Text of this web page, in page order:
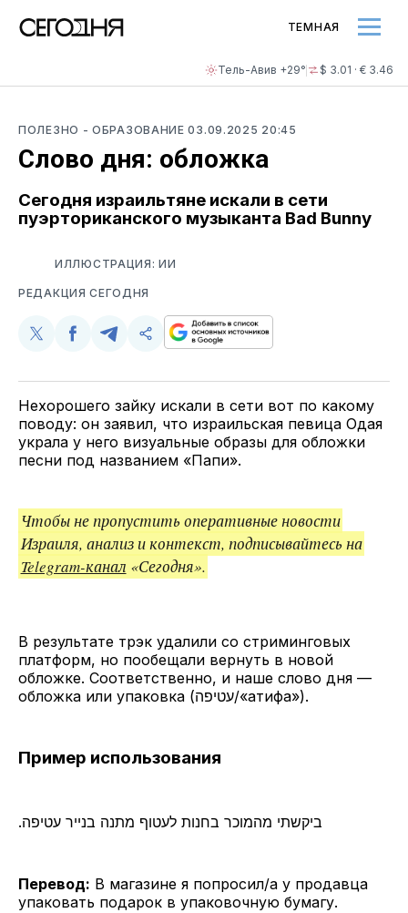
Тель-Авив +29° $ 3.01 · € 3.46
ТЕМНАЯ
ПОЛЕЗНО - ОБРАЗОВАНИЕ03.09.2025 20:45
Слово дня: обложка
Сегодня израильтяне искали в сети
пуэрториканского музыканта Bad Bunny
ИЛЛЮСТРАЦИЯ: ИИ
РЕДАКЦИЯ СЕГОДНЯ
Поделиться
Twitter
Поделиться
Facebook
Поделиться
Telegram
Скопируйте
поделитесь
Нехорошего зайку искали в сети вот по какому
поводу: он заявил, что израильская певица Одая
украла у него визуальные образы для обложки
песни под названием «Папи».
Чтобы не пропустить оперативные новости
Израиля, анализ и контекст, подписывайтесь на
Telegram-канал «Сегодня».
В результате трэк удалили со стриминговых
платформ, но пообещали вернуть в новой
обложке. Соответственно, и наше слово дня —
обложка или упаковка (עטיפה/«атифа»).
Пример использования
ביקשתי מהמוכר בחנות לעטוף מתנה בנייר עטיפה.
Перевод: В магазине я попросил/а у продавца
упаковать подарок в упаковочную бумагу.